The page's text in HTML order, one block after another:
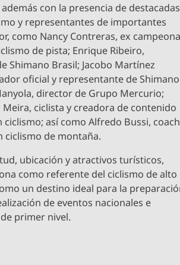
con la presencia de destacadas
y representantes de importantes
como Nancy Contreras, ex
de pista; Enrique Ribeiro,
Shimano Brasil; Jacobo Martínez
oficial y representante de Shimano
director de Grupo Mercurio;
ciclista y creadora de contenido
ciclismo; así como Alfredo Bussi, coach
ciclismo de montaña.
ubicación y atractivos turísticos,
como referente del ciclismo de alto
un destino ideal para la
de eventos nacionales e
primer nivel.